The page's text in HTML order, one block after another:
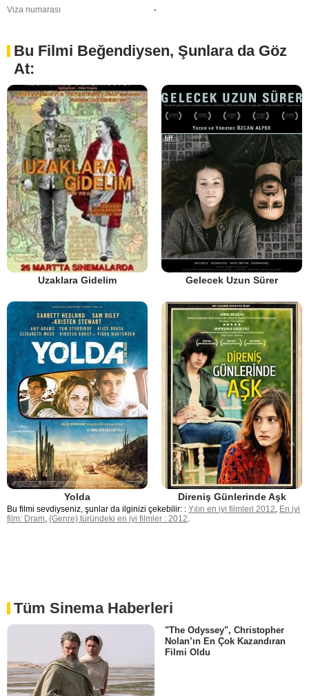
Viza numarası
-
Bu Filmi Beğendiysen, Şunlara da Göz
At:
Uzaklara Gidelim Gelecek Uzun Sürer
Yolda Direniş Günlerinde Aşk
Bu filmi sevdiyseniz, şunlar da ilginizi çekebilir: : Yılın en iyi filmleri 2012 En iyi
film: Dram {Genre} türündeki en iyi filmler : 2012
Tüm Sinema Haberleri
"The Odyssey", Christopher
Nolan’ın En Çok Kazandıran
Filmi Oldu